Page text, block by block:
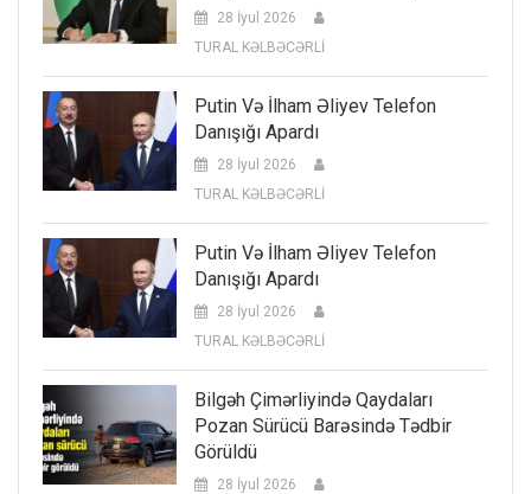
28 İyul 2026
TURAL KƏLBƏCƏRLİ
Putin Və İlham Əliyev Telefon
Danışığı Apardı
28 İyul 2026
TURAL KƏLBƏCƏRLİ
Putin Və İlham Əliyev Telefon
Danışığı Apardı
28 İyul 2026
TURAL KƏLBƏCƏRLİ
Bilgəh Çimərliyində Qaydaları
Pozan Sürücü Barəsində Tədbir
Görüldü
28 İyul 2026